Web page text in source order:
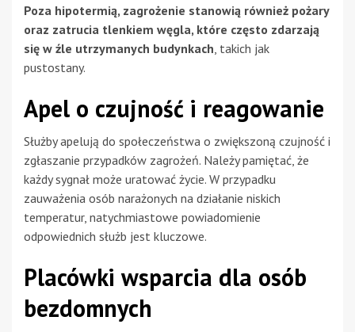
Poza hipotermią, zagrożenie stanowią również pożary
oraz zatrucia tlenkiem węgla, które często zdarzają
się w źle utrzymanych budynkach, takich jak
pustostany.
Apel o czujność i reagowanie
Służby apelują do społeczeństwa o zwiększoną czujność i
zgłaszanie przypadków zagrożeń. Należy pamiętać, że
każdy sygnał może uratować życie. W przypadku
zauważenia osób narażonych na działanie niskich
temperatur, natychmiastowe powiadomienie
odpowiednich służb jest kluczowe.
Placówki wsparcia dla osób
bezdomnych